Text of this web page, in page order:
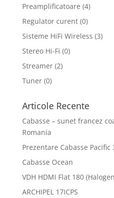
Preamplificatoare (4)
Regulator curent (0)
Sisteme HiFi Wireless (3)
Stereo Hi-Fi (0)
Streamer (2)
Tuner (0)
Articole Recente
Cabasse – sunet francez
Romania
Prezentare Cabasse Pacific
Cabasse Ocean
VDH HDMI Flat 180
ARCHIPEL 17ICPS